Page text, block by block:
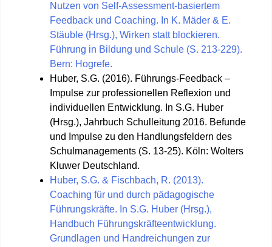
Nutzen von Self-Assessment-basiertem
Feedback und Coaching. In K. Mäder & E.
Stäuble (Hrsg.), Wirken statt blockieren.
Führung in Bildung und Schule (S. 213-229).
Bern: Hogrefe.
Huber, S.G. (2016). Führungs-Feedback –
Impulse zur professionellen Reflexion und
individuellen Entwicklung. In S.G. Huber
(Hrsg.), Jahrbuch Schulleitung 2016. Befunde
und Impulse zu den Handlungsfeldern des
Schulmanagements (S. 13-25). Köln: Wolters
Kluwer Deutschland.
Huber, S.G. & Fischbach, R. (2013).
Coaching für und durch pädagogische
Führungskräfte. In S.G. Huber (Hrsg.),
Handbuch Führungskräfteentwicklung.
Grundlagen und Handreichungen zur